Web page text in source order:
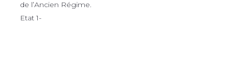
de l’Ancien Régime.
Etat 1-